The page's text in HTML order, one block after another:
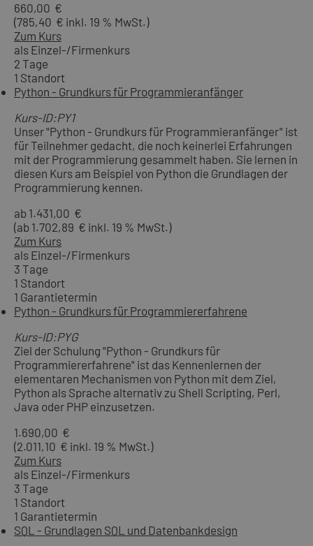
660,00 €
(785,40 € inkl. 19 % MwSt.)
Zum Kurs
als Einzel-/Firmenkurs
2 Tage
1 Standort
Python - Grundkurs für Programmieranfänger
Kurs-ID:PY1
Unser "Python - Grundkurs für Programmieranfänger" ist
für Teilnehmer gedacht, die noch keinerlei Erfahrungen
mit der Programmierung gesammelt haben. Sie lernen in
diesen Kurs am Beispiel von Python die Grundlagen der
Programmierung kennen.
ab 1.431,00 €
(ab 1.702,89 € inkl. 19 % MwSt.)
Zum Kurs
als Einzel-/Firmenkurs
3 Tage
1 Standort
1 Garantietermin
Python - Grundkurs für Programmiererfahrene
Kurs-ID:PYG
Ziel der Schulung "Python - Grundkurs für
Programmiererfahrene" ist das Kennenlernen der
elementaren Mechanismen von Python mit dem Ziel,
Python als Sprache alternativ zu Shell Scripting, Perl,
Java oder PHP einzusetzen.
1.690,00 €
(2.011,10 € inkl. 19 % MwSt.)
Zum Kurs
als Einzel-/Firmenkurs
3 Tage
1 Standort
1 Garantietermin
SQL - Grundlagen SQL und Datenbankdesign